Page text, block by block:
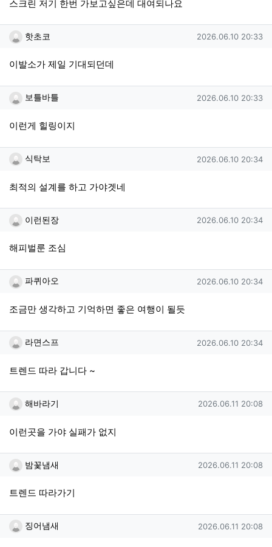
스크린 저기 한번 가보고싶은데 대여되나요
핫초코님의 댓글
핫초코 작성일
2026.06.10 20:33
이발소가 제일 기대되던데
보틀바틀님의 댓글
보틀바틀 작성일
2026.06.10 20:33
이런게 힐링이지
식탁보님의 댓글
식탁보 작성일
2026.06.10 20:34
최적의 설계를 하고 가야겟네
이런된장님의 댓글
이런된장 작성일
2026.06.10 20:34
해피벌룬 조심
파퀴아오님의 댓글
파퀴아오 작성일
2026.06.10 20:34
조금만 생각하고 기억하면 좋은 여행이 될듯
라면스프님의 댓글
라면스프 작성일
2026.06.10 20:34
트렌드 따라 갑니다 ~
해바라기님의 댓글
해바라기 작성일
2026.06.11 20:08
이런곳을 가야 실패가 없지
밤꽃냄새님의 댓글
밤꽃냄새 작성일
2026.06.11 20:08
트렌드 따라가기
징어냄새님의 댓글
징어냄새 작성일
2026.06.11 20:08